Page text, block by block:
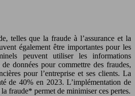
également être importantes pour les
peuvent utiliser les informations
données pour commettre des fraudes,
pour l’entreprise et ses clients. La
de 40% en 2023. L’implémentation de
fraude* permet de minimiser ces pertes.